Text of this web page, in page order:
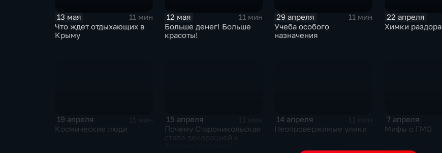
13 мая
11 мин
Что ждет отдыхающих в
Крыму
12 мая
11 мин
Больше денег! Больше
красоты!
29 апреля
11 мин
Учеба особого
назначения
22 апреля
Химки раздора
19 апреля
Космические люди
15 апреля
Почему Староникольская
14 апреля
Неопровержимые улики
7 апреля
Мифы о ГМО